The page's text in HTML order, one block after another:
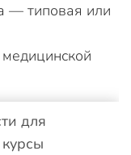
— типовая или
для